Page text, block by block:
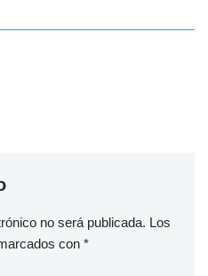
no será publicada. Los
con *